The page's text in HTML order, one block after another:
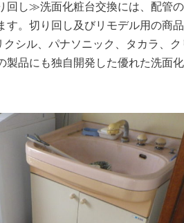
回し≫洗面化粧台交換には、配管
す。切り回し及びリモデル用の商
シル、パナソニック、タカラ、ク
製品にも独自開発した優れた洗面